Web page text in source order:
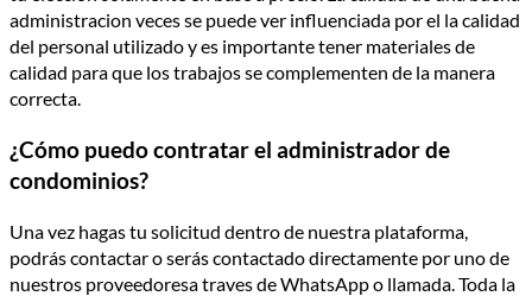
administracion veces se puede ver influenciada por el la calidad
del personal utilizado y es importante tener materiales de
calidad para que los trabajos se complementen de la manera
correcta.
¿Cómo puedo contratar el administrador de
condominios?
Una vez hagas tu solicitud dentro de nuestra plataforma,
podrás contactar o serás contactado directamente por uno de
nuestros proveedoresa traves de WhatsApp o llamada. Toda la